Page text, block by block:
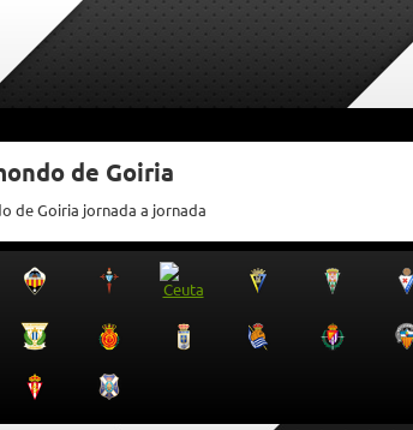
de Goiria
de Goiria jornada a jornada